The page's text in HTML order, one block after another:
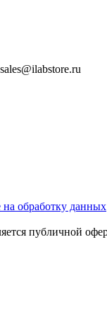
на обработку данных
публичной